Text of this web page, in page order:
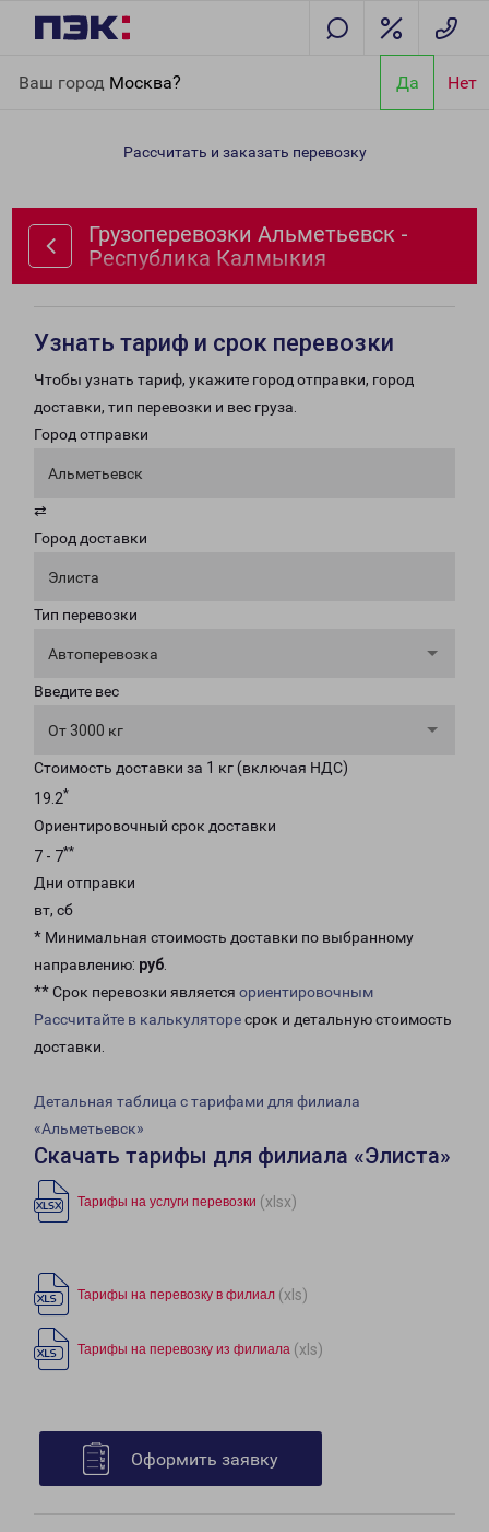
Ваш город Москва? Да Нет
Республика Калмыкия
Рассчитать и заказать перевозку
Грузоперевозки Альметьевск -
Республика Калмыкия
Узнать тариф и срок перевозки
Чтобы узнать тариф, укажите город отправки, город
доставки, тип перевозки и вес груза.
Город отправки
Альметьевск
⇄
Город доставки
Элиста
Тип перевозки
Автоперевозка
Введите вес
От 3000 кг
Стоимость доставки за 1 кг (включая НДС)
19.2*
Ориентировочный срок доставки
7 - 7**
Дни отправки
вт, сб
* Минимальная стоимость доставки по выбранному
направлению: руб.
** Срок перевозки является ориентировочным
Рассчитайте в калькуляторесрок и детальную стоимость
доставки.
Детальная таблица с тарифами для филиала
«Альметьевск»
Скачать тарифы для филиала «Элиста»
Тарифы на услуги перевозки (xlsx)
Тарифы на перевозку в филиал (xls)
Тарифы на перевозку из филиала (xls)
Оформить заявку